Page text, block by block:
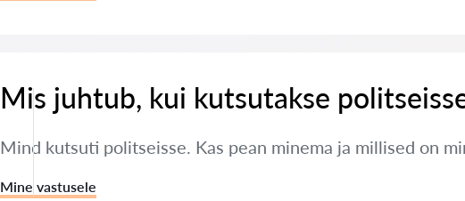
Mis juhtub, kui kutsutakse
Mind kutsuti politseisse. Kas pean minema ja millised on
Mine vastusele